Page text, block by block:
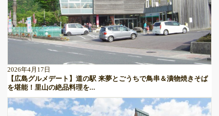
2026年4月17日
【広島グルメデート】道の駅 来夢とごうちで鳥串＆漬物焼きそば
を堪能！里山の絶品料理を...